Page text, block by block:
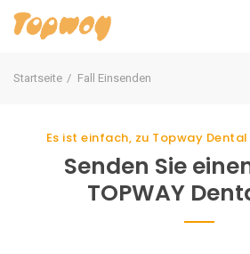
Startseite Fall Einsenden
Es ist einfach, zu Topway
Senden Sie
TOPWAY